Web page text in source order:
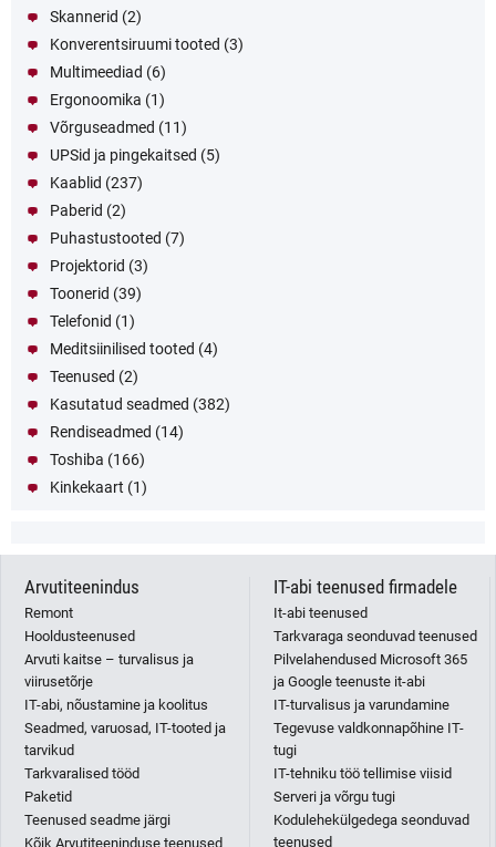
Skannerid (2)
Konverentsiruumi tooted (3)
Multimeediad (6)
Ergonoomika (1)
Võrguseadmed (11)
UPSid ja pingekaitsed (5)
Kaablid (237)
Paberid (2)
Puhastustooted (7)
Projektorid (3)
Toonerid (39)
Telefonid (1)
Meditsiinilised tooted (4)
Teenused (2)
Kasutatud seadmed (382)
Rendiseadmed (14)
Toshiba (166)
Kinkekaart (1)
Arvutiteenindus
Remont
Hooldusteenused
Arvuti kaitse – turvalisus ja
viirusetõrje
IT-abi, nõustamine ja koolitus
Seadmed, varuosad, IT-tooted ja
tarvikud
Tarkvaralised tööd
Paketid
Teenused seadme järgi
Kõik Arvutiteeninduse teenused
IT-abi teenused firmadele
It-abi teenused
Tarkvaraga seonduvad teenused
Pilvelahendused Microsoft 365
ja Google teenuste it-abi
IT-turvalisus ja varundamine
Tegevuse valdkonnapõhine IT-
tugi
IT-tehniku töö tellimise viisid
Serveri ja võrgu tugi
Kodulehekülgedega seonduvad
teenused